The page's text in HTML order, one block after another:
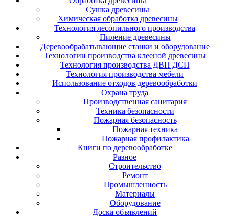
Сушка древесины
Химическая обработка древесины
Технология лесопильного производства
Пиление древесины
Деревообрабатывающие станки и оборудование
Технологии производства клееной древесины
Технология производства ДВП ДСП
Технология производства мебели
Использование отходов деревообработки
Охрана труда
Производственная санитария
Техника безопасности
Пожарная безопасность
Пожарная техника
Пожарная профилактика
Книги по деревообработке
Разное
Строительство
Ремонт
Промышленность
Материалы
Оборудование
Доска объявлений